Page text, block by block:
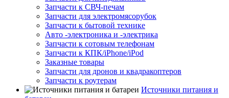
Запчасти к СВЧ-печам
Запчасти для электромясорубок
Запчасти к бытовой технике
Авто -электроника и -электрика
Запчасти к сотовым телефонам
Запчасти к КПК/iPhone/iPod
Заказные товары
Запчасти для дронов и квадракоптеров
Запчасти к роутерам
Источники питания и